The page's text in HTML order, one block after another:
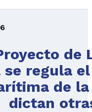
de
regula
de la
dictan